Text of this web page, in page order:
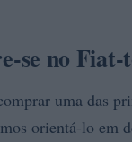
se no
uma das
orientá-lo em